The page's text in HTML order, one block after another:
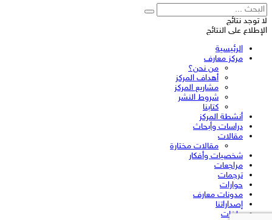
لا توجد نتائج
الإطلاع على النتائج
الرئيسية
مركز معارف
من نحن؟
أهداف المركز
مشاريع المركز
شروط النشر
كتابنا
أنشطة المركز
دراسات وأبحاث
مقالات
مقالات مختارة
شخصيات وأفكار
مراجعات
ترجمات
حوارات
مدونات معارف
إصداراتنا
ملفات